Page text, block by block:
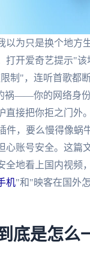
以为只是换个地方
打开爱奇艺提示"
制"，连听首歌都
祸——你的网络身份
直接把你拒之门外
件，要么慢得像蜗
心账号安全。这篇
全地看上国内视频
机"和"映客在国外
底是怎么